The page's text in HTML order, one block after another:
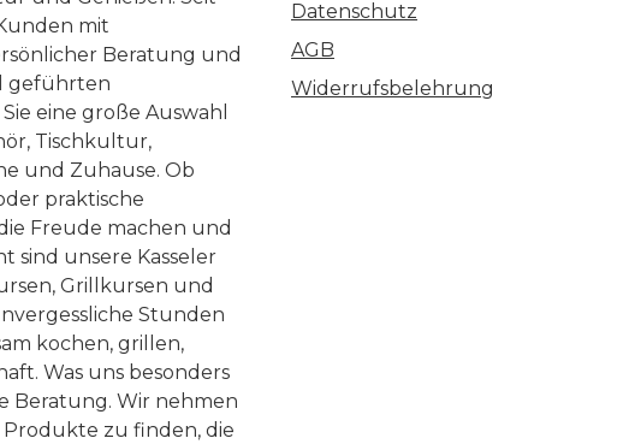
mit
Beratung und
geführten
eine große Auswahl
Tischkultur,
und Zuhause. Ob
praktische
Freude machen und
sind unsere Kasseler
Grillkursen und
Stunden
kochen, grillen,
Was uns besonders
Beratung. Wir nehmen
zu finden, die
Datenschutz
AGB
Widerrufsbelehrung